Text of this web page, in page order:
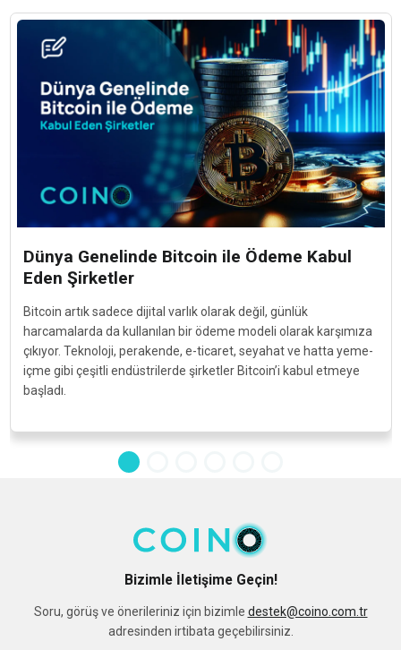
Dünya Genelinde Bitcoin ile Ödeme Kabul
Eden Şirketler
Bitcoin artık sadece dijital varlık olarak değil, günlük
harcamalarda da kullanılan bir ödeme modeli olarak karşımıza
çıkıyor. Teknoloji, perakende, e-ticaret, seyahat ve hatta yeme-
içme gibi çeşitli endüstrilerde şirketler Bitcoin’i kabul etmeye
başladı.
Bizimle İletişime Geçin!
Soru, görüş ve önerileriniz için bizimle destek@coino.com.tr
adresinden irtibata geçebilirsiniz.